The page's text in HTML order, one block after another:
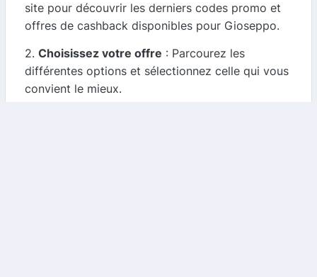
site pour découvrir les derniers codes promo et
offres de cashback disponibles pour Gioseppo.
2. Choisissez votre offre : Parcourez les
différentes options et sélectionnez celle qui vous
convient le mieux.